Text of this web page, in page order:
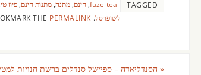
TAGGED
fuze-tea חינם מתנה מתנות חינם פיוז טי
לשופרסל.
PERMALINK
« הסנדליאדה – ספיישל סנדלים ברשת חנויות